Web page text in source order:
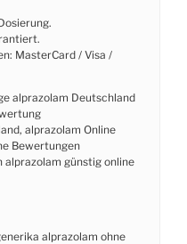
MasterCard / Visa /
alprazolam Deutschland
alprazolam Online
Bewertungen
alprazolam günstig online
alprazolam ohne